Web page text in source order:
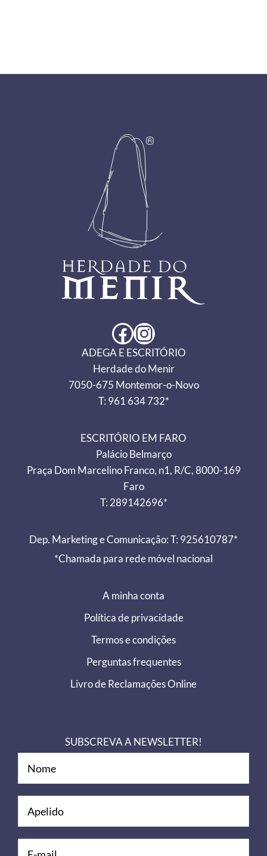
Facebook Instagram
ADEGA E ESCRITÓRIO
Herdade do Menir
7050-675 Montemor-o-Novo
T: 961 634 732*
ESCRITÓRIO EM FARO
Palácio Belmarço
Praça Dom Marcelino Franco, n1, R/C, 8000-169
Faro
T: 289142696*
Dep. Marketing e Comunicação: T: 925610787*
*Chamada para rede móvel nacional
A minha conta
Política de privacidade
Termos e condições
Perguntas frequentes
Livro de Reclamações Online
SUBSCREVA A NEWSLETTER!